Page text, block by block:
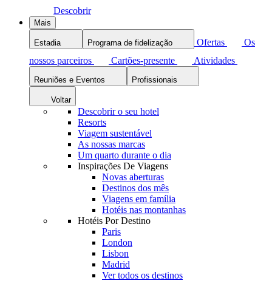
Descobrir
Mais
Estadia Programa de fidelização Ofertas
Os
nossos parceiros
Cartões-presente Atividades
Reuniões e Eventos Profissionais
Voltar
Descobrir o seu hotel
Resorts
Viagem sustentável
As nossas marcas
Um quarto durante o dia
Inspirações De Viagens
Novas aberturas
Destinos dos mês
Viagens em família
Hotéis nas montanhas
Hotéis Por Destino
Paris
London
Lisbon
Madrid
Ver todos os destinos